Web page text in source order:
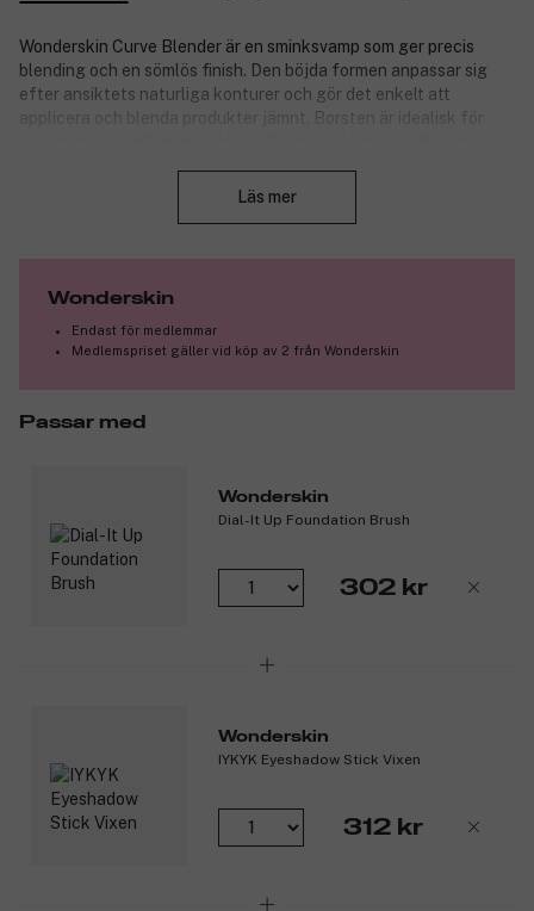
Wonderskin Curve Blender är en sminksvamp som ger precis
blending och en sömlös finish. Den böjda formen anpassar sig
efter ansiktets naturliga konturer och gör det enkelt att
applicera och blenda produkter jämnt. Borsten är idealisk för
Perfekt för blending.
Lämplig för flytande och krämiga produkter.
Läs mer
Wonderskin
Endast för medlemmar
Medlemspriset gäller vid köp av 2 från Wonderskin
Passar med
Wonderskin
Dial-It Up Foundation Brush
302 kr
Wonderskin
IYKYK Eyeshadow Stick Vixen
312 kr